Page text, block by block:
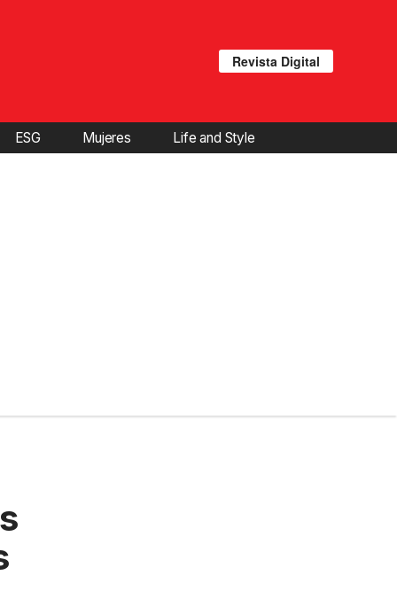
Revista Digital
ESG Mujeres Life and Style